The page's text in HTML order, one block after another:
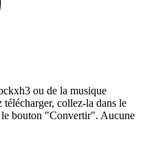
ou de la musique
collez-la dans le
le bouton "Convertir". Aucune